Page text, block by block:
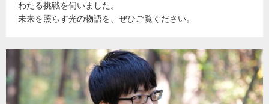
わたる挑戦を伺いました。
未来を照らす光の物語を、ぜひご覧ください。